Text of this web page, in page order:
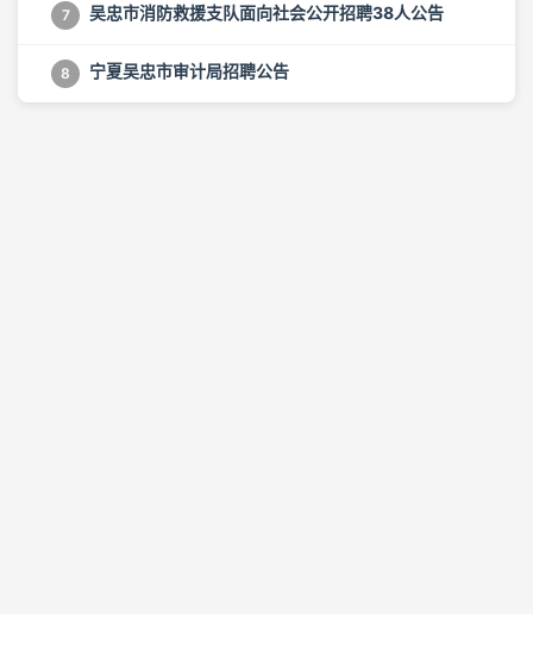
7 吴忠市消防救援支队面向社会公开招聘38人公告
8 宁夏吴忠市审计局招聘公告